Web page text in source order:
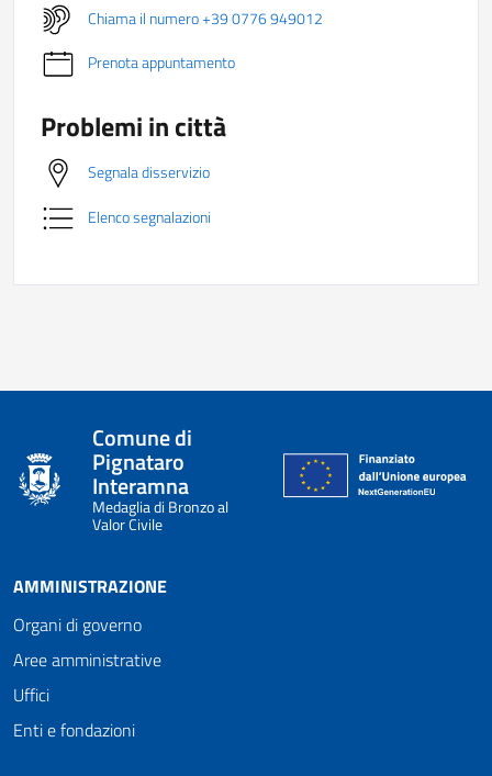
Chiama il numero +39 0776 949012
Prenota appuntamento
Problemi in città
Segnala disservizio
Elenco segnalazioni
Comune di
Pignataro
Interamna
Medaglia di Bronzo al
Valor Civile
AMMINISTRAZIONE
Organi di governo
Aree amministrative
Uffici
Enti e fondazioni